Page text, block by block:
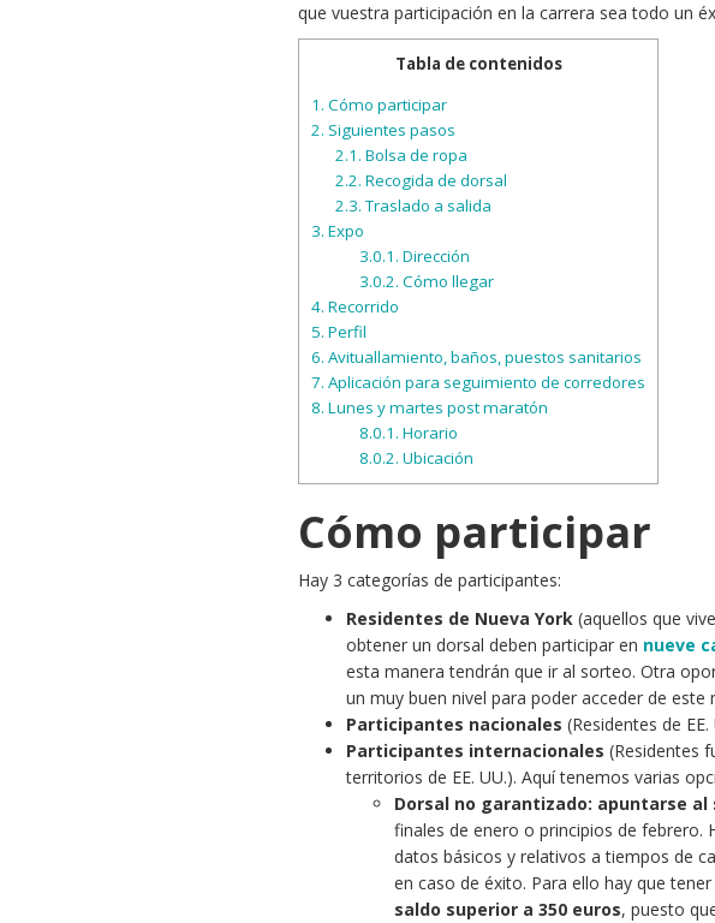
que vuestra participación en la carrera sea todo un
Tabla de contenidos
1. Cómo participar
2. Siguientes pasos
2.1. Bolsa de ropa
2.2. Recogida de dorsal
2.3.Traslado a salida
3. Expo
3.0.1. Dirección
3.0.2. Cómo llegar
4. Recorrido
5. Perfil
6. Avituallamiento, baños, puestos sanitarios
7. Aplicación para seguimiento de corredores
8. Lunes y martes post maratón
8.0.1. Horario
8.0.2. Ubicación
Cómo participar
Hay 3 categorías de participantes:
Residentes de Nueva York (aquellos que
obtener un dorsal deben participar en nueve
esta manera tendrán que ir al sorteo. Otra
un muy buen nivel para poder acceder de este
Participantes nacionales (Residentes de
Participantes internacionales (Residentes
territorios de EE. UU.). Aquí tenemos varias
Dorsal no garantizado: apuntarse al
finales de enero o principios de febrero.
datos básicos y relativos a tiempos de
en caso de éxito. Para ello hay que tener
saldo superior a 350 euros, puesto